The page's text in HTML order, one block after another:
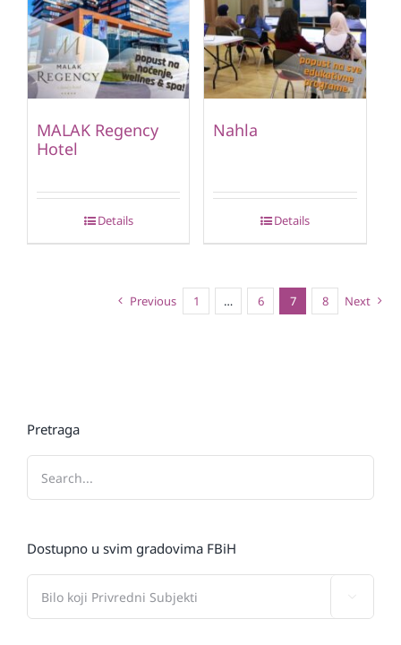
MALAK Regency
Hotel
Details
Nahla
Details
Previous 1 … 6 7 8 Next
Pretraga
Dostupno u svim gradovima FBiH